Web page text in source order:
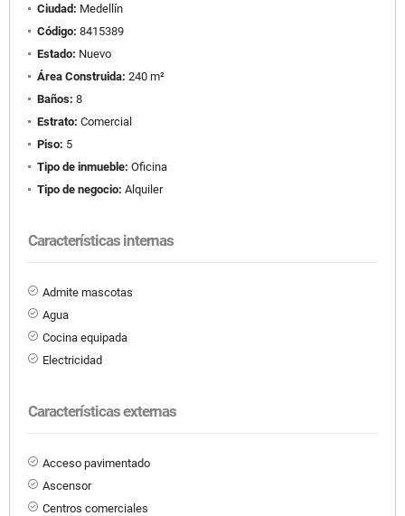
Ciudad: Medellín
Código: 8415389
Estado: Nuevo
Área Construida: 240 m²
Baños: 8
Estrato: Comercial
Piso: 5
Tipo de inmueble: Oficina
Tipo de negocio: Alquiler
Características internas
Admite mascotas
Agua
Cocina equipada
Electricidad
Características externas
Acceso pavimentado
Ascensor
Centros comerciales